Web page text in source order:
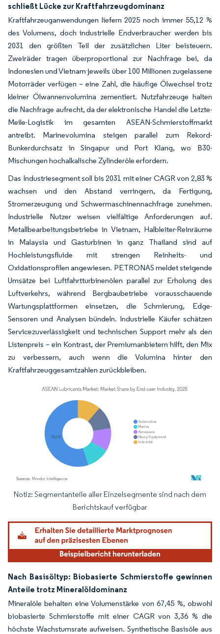
schließt Lücke zur Kraftfahrzeugdominanz
Kraftfahrzeuganwendungen liefern 2025 noch immer 55,12 %
des Volumens, doch industrielle Endverbraucher werden bis
2031 den größten Teil der zusätzlichen Liter beisteuern.
Zweiräder tragen überproportional zur Nachfrage bei, da
Indonesien und Vietnam jeweils über 100 Millionen zugelassene
Motorräder verfügen – eine Zahl, die häufige Ölwechsel trotz
kleiner Ölwannenvolumina zementiert. Nutzfahrzeuge halten
die Nachfrage aufrecht, da der elektronische Handel die Letzte-
Meile-Logistik im gesamten ASEAN-Schmierstoffmarkt
antreibt. Marinevolumina steigen parallel zum Rekord-
Bunkerdurchsatz in Singapur und Port Klang, wo B30-
Mischungen hochalkalische Zylinderöle erfordern.
Das Industriesegment soll bis 2031 mit einer CAGR von 2,83 %
wachsen und den Abstand verringern, da Fertigung,
Stromerzeugung und Schwermaschinennachfrage zunehmen.
Industrielle Nutzer weisen vielfältige Anforderungen auf.
Metallbearbeitungsbetriebe in Vietnam, Halbleiter-Reinräume
in Malaysia und Gasturbinen in ganz Thailand sind auf
Hochleistungsfluide mit strengen Reinheits- und
Oxidationsprofilen angewiesen. PETRONAS meldet steigende
Umsätze bei Luftfahrtturbinenölen parallel zur Erholung des
Luftverkehrs, während Bergbaubetriebe vorausschauende
Wartungsplattformen einsetzen, die Schmierung, Edge-
Sensoren und Analysen bündeln. Industrielle Käufer schätzen
Servicezuverlässigkeit und technischen Support mehr als den
Listenpreis – ein Kontrast, der Premiumanbietern hilft, den Mix
zu verbessern, auch wenn die Volumina hinter den
Kraftfahrzeuggesamtzahlen zurückbleiben.
Bild © Mordor Intelligence. Wiederverwendung erfordert Namensnennung
Notiz: Segmentanteile aller Einzelsegmente sind nach dem
Berichtskauf verfügbar
Nach Basisöltyp: Biobasierte Schmierstoffe gewinnen
Anteile trotz Mineralöldominanz
Mineralöle behalten eine Volumenstärke von 67,45 %, obwohl
biobasierte Schmierstoffe mit einer CAGR von 3,36 % die
höchste Wachstumsrate aufweisen. Synthetische Basisöle aus